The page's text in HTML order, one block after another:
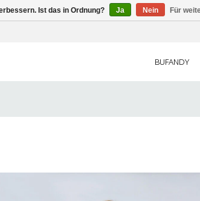
BUFANDY
Ist das in Ordnung? Ja Nein Für